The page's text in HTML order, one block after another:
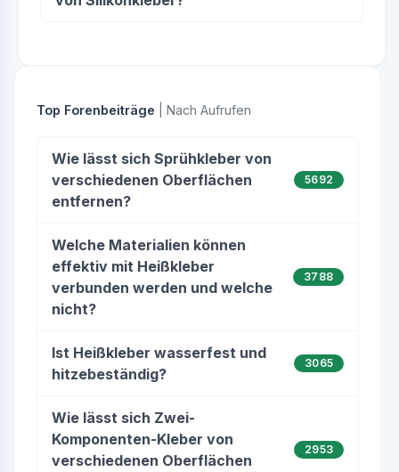
Top Forenbeiträge | Nach Aufrufen
Wie lässt sich Sprühkleber von
verschiedenen Oberflächen
entfernen?
5692
Welche Materialien können
effektiv mit Heißkleber
verbunden werden und welche
nicht?
3788
Ist Heißkleber wasserfest und
hitzebeständig?
3065
Wie lässt sich Zwei-
Komponenten-Kleber von
verschiedenen Oberflächen
2953